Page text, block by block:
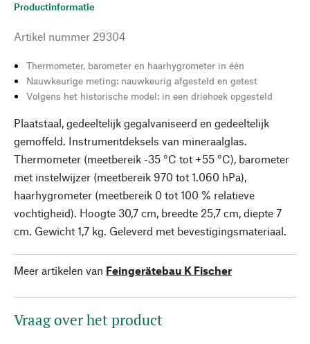
Productinformatie
Artikel nummer 29304
Thermometer, barometer en haarhygrometer in één
Nauwkeurige meting: nauwkeurig afgesteld en getest
Volgens het historische model: in een driehoek opgesteld
Plaatstaal, gedeeltelijk gegalvaniseerd en gedeeltelijk
gemoffeld. Instrumentdeksels van mineraalglas.
Thermometer (meetbereik -35 °C tot +55 °C), barometer
met instelwijzer (meetbereik 970 tot 1.060 hPa),
haarhygrometer (meetbereik 0 tot 100 % relatieve
vochtigheid). Hoogte 30,7 cm, breedte 25,7 cm, diepte 7
cm. Gewicht 1,7 kg. Geleverd met bevestigingsmateriaal.
Meer artikelen van Feingerätebau K Fischer
Vraag over het product